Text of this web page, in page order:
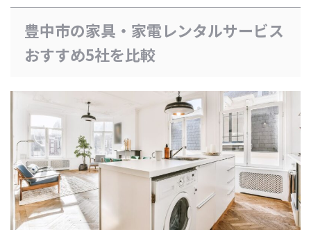
豊中市の家具・家電レンタルサービス
おすすめ5社を比較